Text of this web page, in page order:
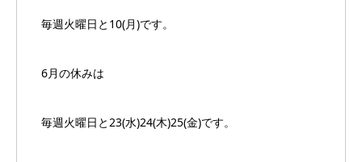
毎週火曜日と10(月)です。
6月の休みは
毎週火曜日と23(水)24(木)25(金)です。